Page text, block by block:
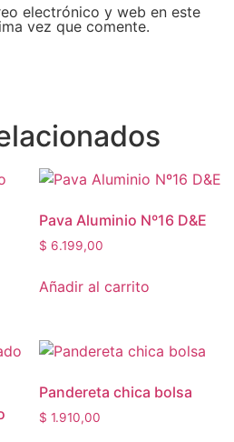
electrónico y web en este
vez que comente.
Pava Aluminio Nº16 D&E
$ 6.199,00
Añadir al carrito
Pandereta chica bolsa
$ 1.910,00